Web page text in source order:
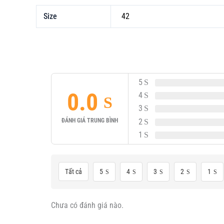
Size 42
0.0
ĐÁNH GIÁ TRUNG BÌNH
5
4
3
2
1
Tất cả 5 4 3 2 1
Chưa có đánh giá nào.